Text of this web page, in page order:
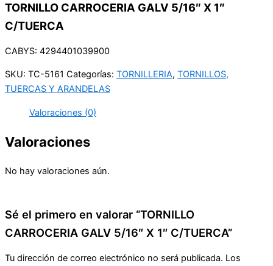
TORNILLO CARROCERIA GALV 5/16″ X 1″
C/TUERCA
CABYS: 4294401039900
SKU: TC-5161 Categorías: TORNILLERIA, TORNILLOS,
TUERCAS Y ARANDELAS
Valoraciones (0)
Valoraciones
No hay valoraciones aún.
Sé el primero en valorar “TORNILLO
CARROCERIA GALV 5/16″ X 1″ C/TUERCA”
Tu dirección de correo electrónico no será publicada. Los